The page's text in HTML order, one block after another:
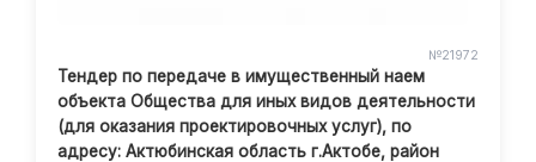
№21972
Тендер по передаче в имущественный наем
объекта Общества для иных видов деятельности
(для оказания проектировочных услуг), по
адресу: Актюбинская область г.Актобе, район